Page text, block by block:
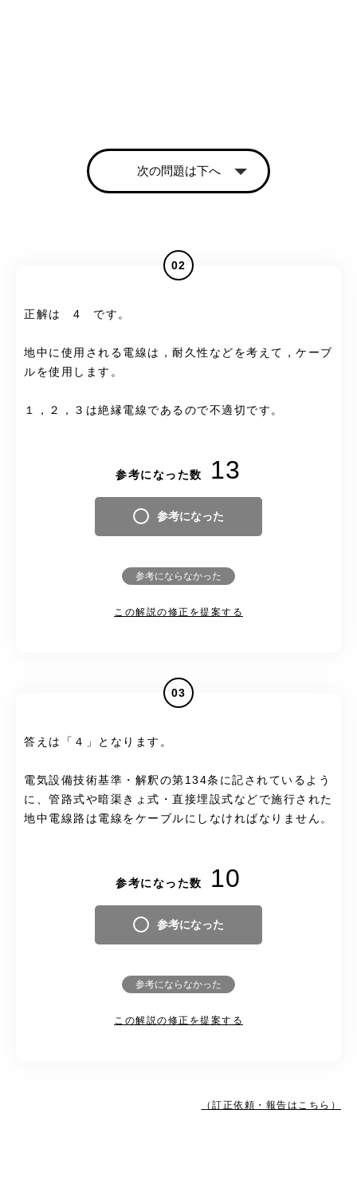
次の問題は下へ
02
正解は 4 です。
地中に使用される電線は，耐久性などを考えて，ケーブ
ルを使用します。
１，２，３は絶縁電線であるので不適切です。
参考になった数 13
参考になった
参考にならなかった
この解説の修正を提案する
03
答えは「４」となります。
電気設備技術基準・解釈の第134条に記されているよう
に、管路式や暗渠きょ式・直接埋設式などで施行された
地中電線路は電線をケーブルにしなければなりません。
参考になった数 10
参考になった
参考にならなかった
この解説の修正を提案する
（訂正依頼・報告はこちら）